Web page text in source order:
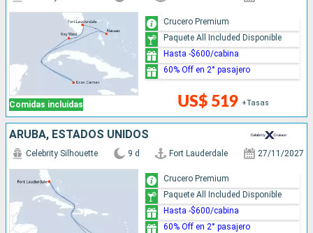
Comidas incluidas US$ 519 +Tasas
Crucero Premium
Paquete All Included Disponible
Hasta -$600/cabina
60% Off en 2° pasajero
ARUBA, ESTADOS UNIDOS
Celebrity Silhouette 9 d Fort Lauderdale 27/11/2027
Crucero Premium
Paquete All Included Disponible
Hasta -$600/cabina
60% Off en 2° pasajero